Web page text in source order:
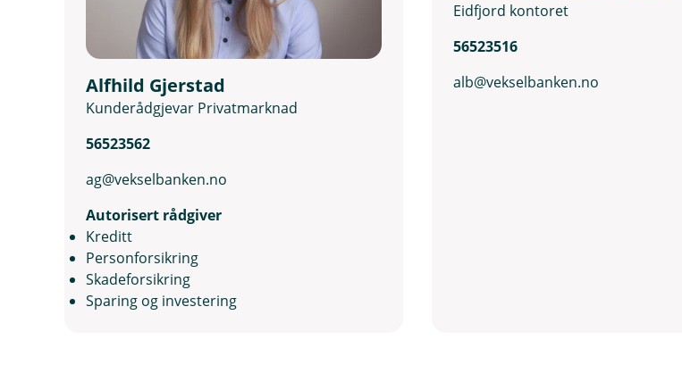
Alfhild Gjerstad
Kunderådgjevar Privatmarknad
56523562
ag@vekselbanken.no
Autorisert rådgiver
Kreditt
Personforsikring
Skadeforsikring
Sparing og investering
Eidfjord kontoret
56523516
alb@vekselbanken.no